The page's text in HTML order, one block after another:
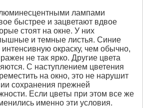
лампами
быстрее и зацветают вдвое
стоят на окне. У них
и темные листья. Синие
окраску, чем обычно,
не так ярко. Другие цвета
С наступлением цветения
на окно, это не нарушит
сохранения прежней
Если цветы при этом все же
именно эти условия.